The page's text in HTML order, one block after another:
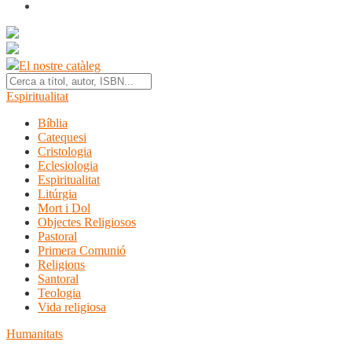
El nostre catàleg
Espiritualitat
Bíblia
Catequesi
Cristologia
Eclesiologia
Espiritualitat
Litúrgia
Mort i Dol
Objectes Religiosos
Pastoral
Primera Comunió
Religions
Santoral
Teologia
Vida religiosa
Humanitats